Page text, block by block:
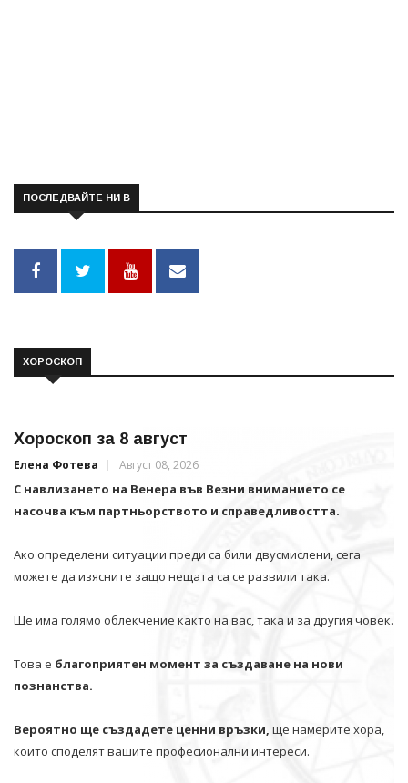
ПОСЛЕДВАЙТЕ НИ В
ХОРОСКОП
Хороскоп за 8 август
Елена Фотева Август 08, 2026
С навлизането на Венера във Везни вниманието се
насочва към партньорството и справедливостта.
Ако определени ситуации преди са били двусмислени, сега
можете да изясните защо нещата са се развили така.
Ще има голямо облекчение както на вас, така и за другия човек.
Това е благоприятен момент за създаване на нови
познанства.
Вероятно ще създадете ценни връзки, ще намерите хора,
които споделят вашите професионални интереси.